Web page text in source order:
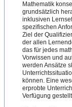
Mathematik
grundsätzlich
inklusiven
spezifischen
Ziel der
der allen
das für jedes
Vorwissen und
werden Ansätze
können. Eine
erprobte
Verfügung